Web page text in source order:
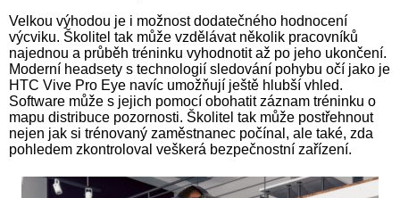
Velkou výhodou je i možnost dodatečného hodnocení
výcviku. Školitel tak může vzdělávat několik pracovníků
najednou a průběh tréninku vyhodnotit až po jeho ukončení.
Moderní headsety s technologií sledování pohybu očí jako je
HTC Vive Pro Eye navíc umožňují ještě hlubší vhled.
Software může s jejich pomocí obohatit záznam tréninku o
mapu distribuce pozornosti. Školitel tak může postřehnout
nejen jak si trénovaný zaměstnanec počínal, ale také, zda
pohledem zkontroloval veškerá bezpečnostní zařízení.